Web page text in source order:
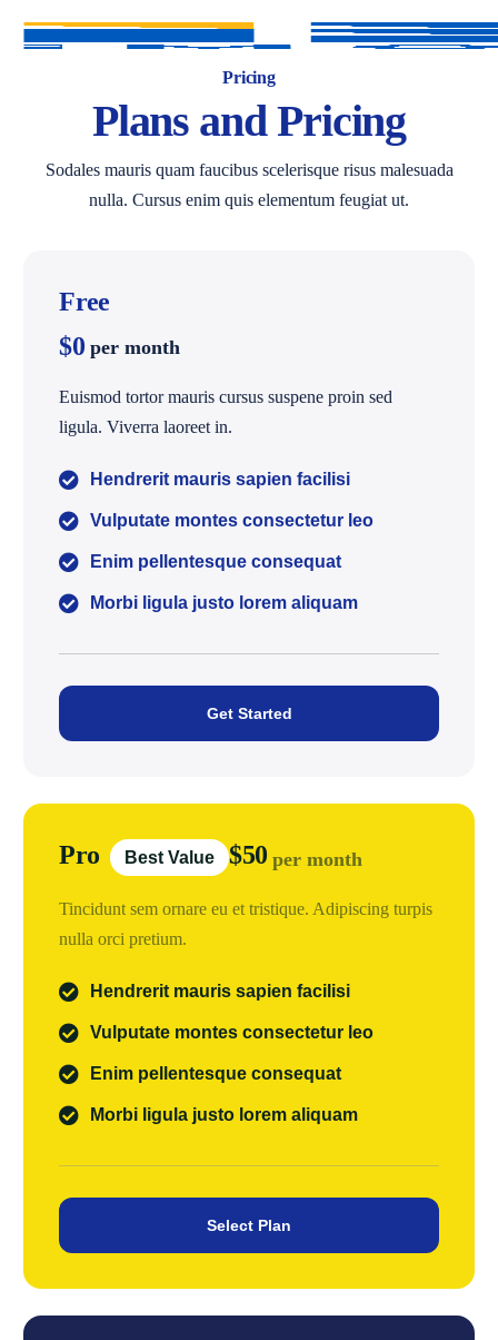
Pricing
Plans and Pricing
Sodales mauris quam faucibus scelerisque risus malesuada
nulla. Cursus enim quis elementum feugiat ut.
Free
$0 per month
Euismod tortor mauris cursus suspene proin sed
ligula. Viverra laoreet in.
Hendrerit mauris sapien facilisi
Vulputate montes consectetur leo
Enim pellentesque consequat
Morbi ligula justo lorem aliquam
Get Started
Pro Best Value $50 per month
Tincidunt sem ornare eu et tristique. Adipiscing turpis
nulla orci pretium.
Hendrerit mauris sapien facilisi
Vulputate montes consectetur leo
Enim pellentesque consequat
Morbi ligula justo lorem aliquam
Select Plan